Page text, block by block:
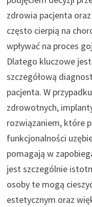
zdrowia pacjenta
często cierpią na
wpływać na proces
Dlatego kluczowe
szczegółową
pacjenta. W
zdrowotnych,
rozwiązaniem, które
funkcjonalności
pomagają w
jest szczególnie
osoby te mogą
estetycznym oraz